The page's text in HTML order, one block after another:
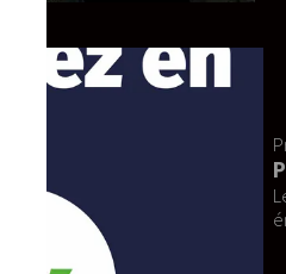
:
Fabrication sur demande:
adresse.
SAV disponible: Notre service
:
Prêt à apporter une touche de
Pourquoi choisir notre duo
Les mascottes Mickey et Minnie ne
émerveiller petits et grands lors de